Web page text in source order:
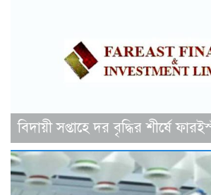
বিদায়ী সপ্তাহে দর বৃদ্ধির শীর্ষে